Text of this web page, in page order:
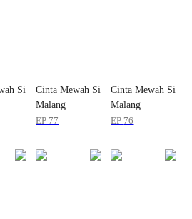
Si
Cinta Mewah Si
Malang
EP 77
Cinta Mewah Si
Malang
EP 76